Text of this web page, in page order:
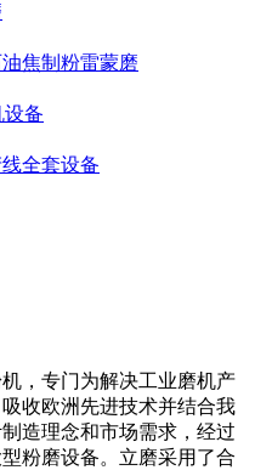
焦制粉雷蒙磨
设备
全套设备
，专门为解决工业磨机产
收欧洲先进技术并结合我
造理念和市场需求，经过
粉磨设备。立磨采用了合